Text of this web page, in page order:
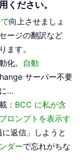
ください。
向上させましょ
ージの翻訳など
ます。
化。 自動
サーバー不要
…
： BCC に私が含
ロンプトを表示す
返信」しようと
ダーで忘れがちな